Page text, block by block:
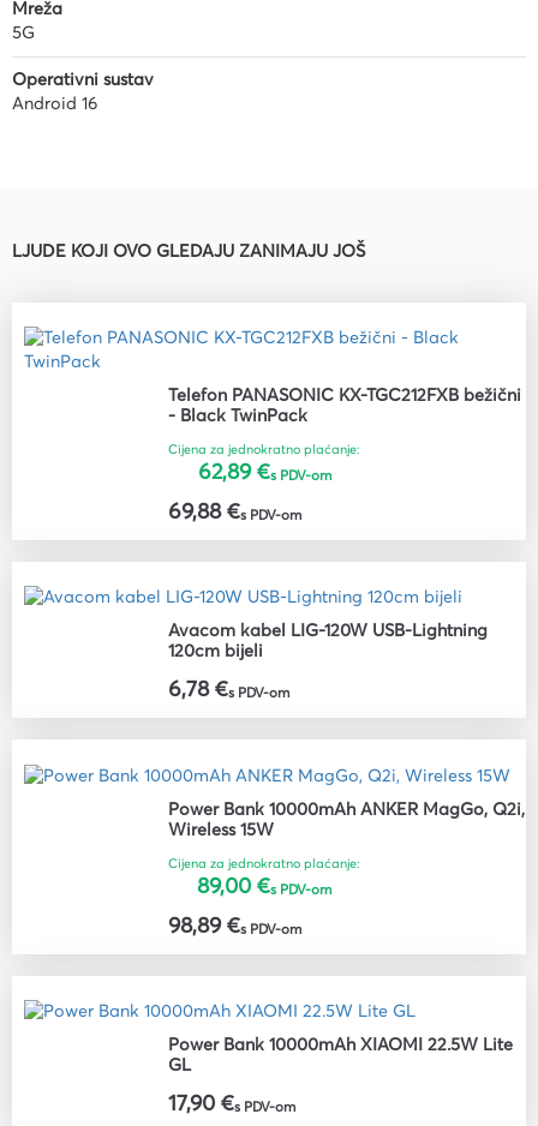
Mreža
5G
Operativni sustav
Android 16
LJUDE KOJI OVO GLEDAJU ZANIMAJU JOŠ
Telefon PANASONIC KX-TGC212FXB bežični
- Black TwinPack
Cijena za jednokratno plaćanje:
62,89 €s PDV-om
69,88 €s PDV-om
Avacom kabel LIG-120W USB-Lightning
120cm bijeli
6,78 €s PDV-om
Power Bank 10000mAh ANKER MagGo, Q2i,
Wireless 15W
Cijena za jednokratno plaćanje:
89,00 €s PDV-om
98,89 €s PDV-om
Power Bank 10000mAh XIAOMI 22.5W Lite
GL
17,90 €s PDV-om